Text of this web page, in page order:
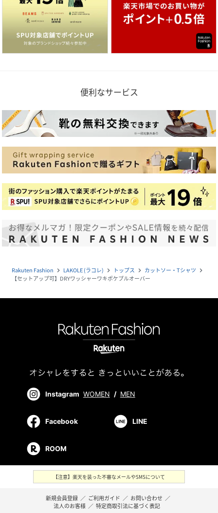
便利なサービス
Rakuten Fashion navigate_next LAKOLE (ラコレ) navigate_next トップス navigate_next カットソー・Tシャツ navigate_next
【セットアップ可】DRYワッシャーワキポケプルオーバー
Instagram WOMEN / MEN
Facebook LINE
ROOM
【注意】楽天を装った不審なメールやSMSについて
新規会員登録 ／ ご利用ガイド ／ お問い合わせ ／
法人のお客様 ／ 特定商取引法に基づく表記